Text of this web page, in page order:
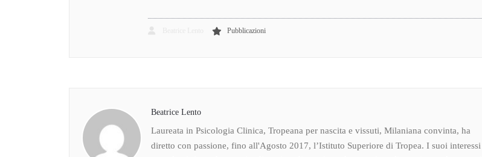
Pubblicazioni
Beatrice Lento
Laureata in Psicologia Clinica, Tropeana per nascita e vissuti, Milaniana convinta, ha
diretto con passione, fino all'Agosto 2017, l’Istituto Superiore di Tropea. I suoi interessi